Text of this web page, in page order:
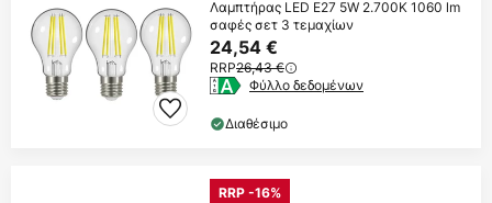
Λαμπτήρας LED E27 5W 2.700K 1060 lm
σαφές σετ 3 τεμαχίων
24,54 €
RRP26,43 €
Φύλλο δεδομένων
Διαθέσιμο
RRP -16%